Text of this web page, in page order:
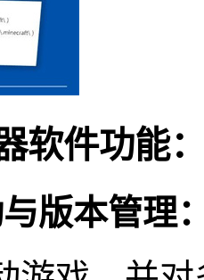
软件功能
版本管理